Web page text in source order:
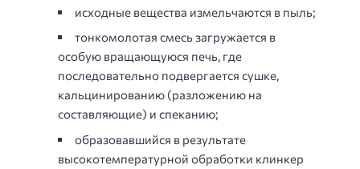
исходные вещества измельчаются в пыль;
тонкомолотая смесь загружается в
особую вращающуюся печь, где
последовательно подвергается сушке,
кальцинированию (разложению на
составляющие) и спеканию;
образовавшийся в результате
высокотемпературной обработки клинкер